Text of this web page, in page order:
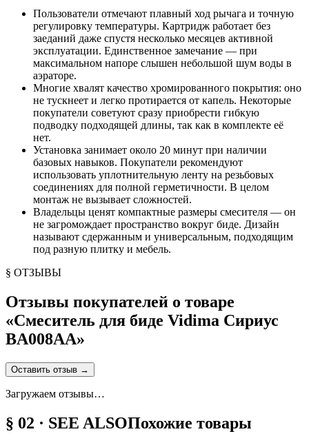
Пользователи отмечают плавный ход рычага и точную
регулировку температуры. Картридж работает без
заеданий даже спустя несколько месяцев активной
эксплуатации. Единственное замечание — при
максимальном напоре слышен небольшой шум воды в
аэраторе.
Многие хвалят качество хромированного покрытия: оно
не тускнеет и легко протирается от капель. Некоторые
покупатели советуют сразу приобрести гибкую
подводку подходящей длины, так как в комплекте её
нет.
Установка занимает около 20 минут при наличии
базовых навыков. Покупатели рекомендуют
использовать уплотнительную ленту на резьбовых
соединениях для полной герметичности. В целом
монтаж не вызывает сложностей.
Владельцы ценят компактные размеры смесителя — он
не загромождает пространство вокруг биде. Дизайн
называют сдержанным и универсальным, подходящим
под разную плитку и мебель.
§ ОТЗЫВЫ
Отзывы покупателей о товаре
«Смеситель для биде Vidima Сириус
BA008AA»
Оставить отзыв →
Загружаем отзывы…
§ 02 · SEE ALSOПохожие товары